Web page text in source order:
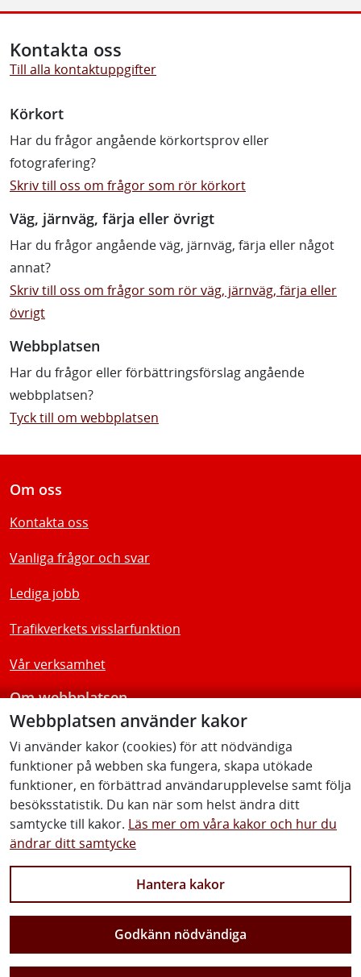
Webbplatsen använder kakor
Vi använder kakor (cookies) för att nödvändiga
funktioner på webben ska fungera, skapa utökade
funktioner, en förbättrad användarupplevelse samt följa
besöksstatistik. Du kan när som helst ändra ditt
samtycke till kakor. Läs mer om våra kakor och hur du
ändrar ditt samtycke
Hantera kakor
Godkänn nödvändiga
Kontakta oss
Till alla kontaktuppgifter
Körkort
Har du frågor angående körkortsprov eller
fotografering?
Skriv till oss om frågor som rör körkort
Väg, järnväg, färja eller övrigt
Har du frågor angående väg, järnväg, färja eller något
annat?
Skriv till oss om frågor som rör väg, järnväg, färja eller
övrigt
Webbplatsen
Har du frågor eller förbättringsförslag angående
webbplatsen?
Tyck till om webbplatsen
Vi gör Sverige närmare
Om oss
Kontakta oss
Vanliga frågor och svar
Lediga jobb
Trafikverkets visslarfunktion
Vår verksamhet
Om webbplatsen
Tillgänglighetsredogörelse
Följ oss
Facebook Youtube